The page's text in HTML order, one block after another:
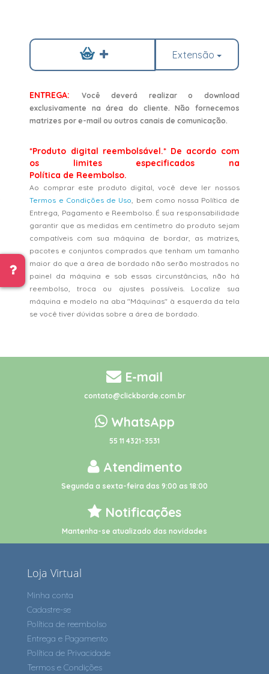
Extensão
ENTREGA:
Você deverá realizar o download
exclusivamente na área do cliente. Não fornecemos
matrizes por e-mail ou outros canais de comunicação.
*Produto digital reembolsável.* De acordo com
os limites especificados na
Política de Reembolso.
Ao comprar este produto digital, você deve ler nossos
Termos e Condições de Uso, bem como nossa Política de
Entrega, Pagamento e Reembolso. É sua responsabilidade
garantir que as medidas em centímetro do produto sejam
compatíveis com sua máquina de bordar, as matrizes,
pacotes e conjuntos comprados que tenham um tamanho
maior do que a área de bordado não serão mostrados no
painel da máquina e sob essas circunstâncias, não há
reembolso, troca ou ajustes possíveis. Localize sua
máquina e modelo na aba "Máquinas" à esquerda da tela
se você tiver dúvidas sobre a área de bordado.
E-mail
contato@clickborde.com.br
WhatsApp
55 11 4321-3531
Atendimento
Segunda a sexta-feira das 9:00 as 18:00
Notificações
Mantenha-se atualizado das novidades
Loja Virtual
Minha conta
Cadastre-se
Política de reembolso
Entrega e Pagamento
Política de Privacidade
Termos e Condições